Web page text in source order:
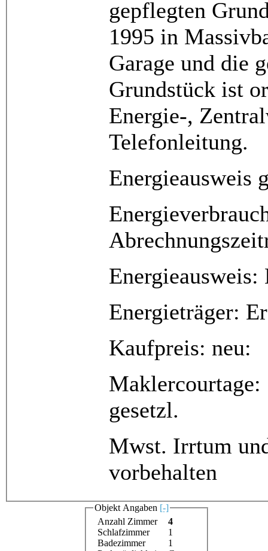
gepflegten
1995 in
Garage und die
Grundstück ist
Energie-,
Telefonleitung.
Energieausweis
Energieausweis:
Energieträger:
Kaufpreis: neu:
gesetzl.
Mwst. Irrtum
vorbehalten
Objekt Angaben [-]
Anzahl Zimmer
4
Schlafzimmer
1
Badezimmer
1